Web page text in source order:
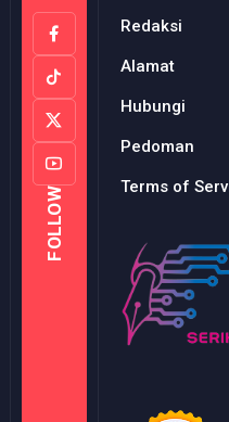
FOLLOW
Redaksi
Alamat
Hubungi
Pedoman
Terms of